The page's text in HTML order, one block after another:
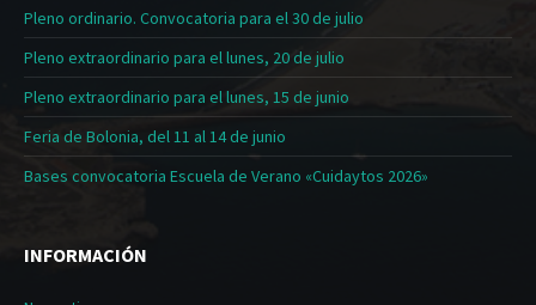
Pleno ordinario. Convocatoria para el 30 de julio
Pleno extraordinario para el lunes, 20 de julio
Pleno extraordinario para el lunes, 15 de junio
Feria de Bolonia, del 11 al 14 de junio
Bases convocatoria Escuela de Verano «Cuidaytos 2026»
INFORMACIÓN